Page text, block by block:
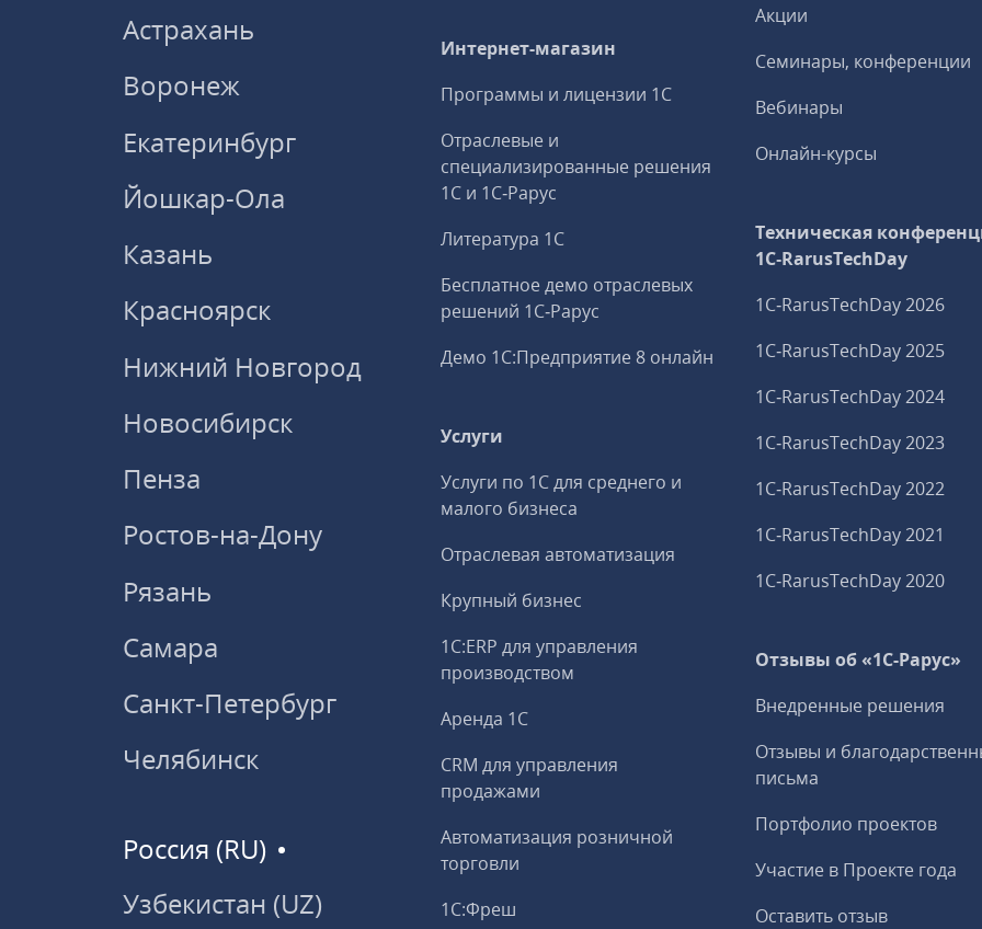
Астрахань
Воронеж
Екатеринбург
Йошкар-Ола
Казань
Красноярск
Нижний Новгород
Новосибирск
Пенза
Ростов-на-Дону
Рязань
Самара
Санкт-Петербург
Челябинск
Россия (RU)
Узбекистан (UZ)
Интернет-магазин
Программы и лицензии 1С
Отраслевые и
специализированные решения
1С и 1С‑Рарус
Литература 1С
Бесплатное демо отраслевых
решений 1С‑Рарус
Демо 1С:Предприятие 8 онлайн
Услуги
Услуги по 1С для среднего и
малого бизнеса
Отраслевая автоматизация
Крупный бизнес
1С:ERP для управления
производством
Аренда 1С
CRM для управления
продажами
Автоматизация розничной
торговли
1С:Фреш
Акции
Семинары, конференции
Вебинары
Онлайн-курсы
Техническая
1C‑RarusTechDay
1C‑RarusTechDay 2026
1C‑RarusTechDay 2025
1C‑RarusTechDay 2024
1C‑RarusTechDay 2023
1C‑RarusTechDay 2022
1C‑RarusTechDay 2021
1C‑RarusTechDay 2020
Отзывы об «1С-Рарус»
Внедренные решения
Отзывы и
письма
Портфолио проектов
Участие в Проекте года
Оставить отзыв